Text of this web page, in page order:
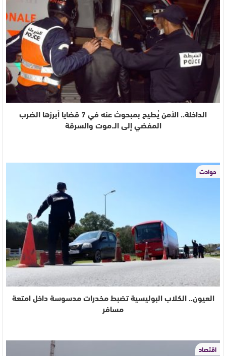
الداخلة.. الأمن يُطيح بمبحوث عنه في 7 قضايا أبرزها الضرب
المفضي إلى الـ.موت والسرقة
حوادث
العيون.. الكلاب البوليسية تضبط مخدرات مدسوسة داخل امتعة
مسافر
اقتصاد